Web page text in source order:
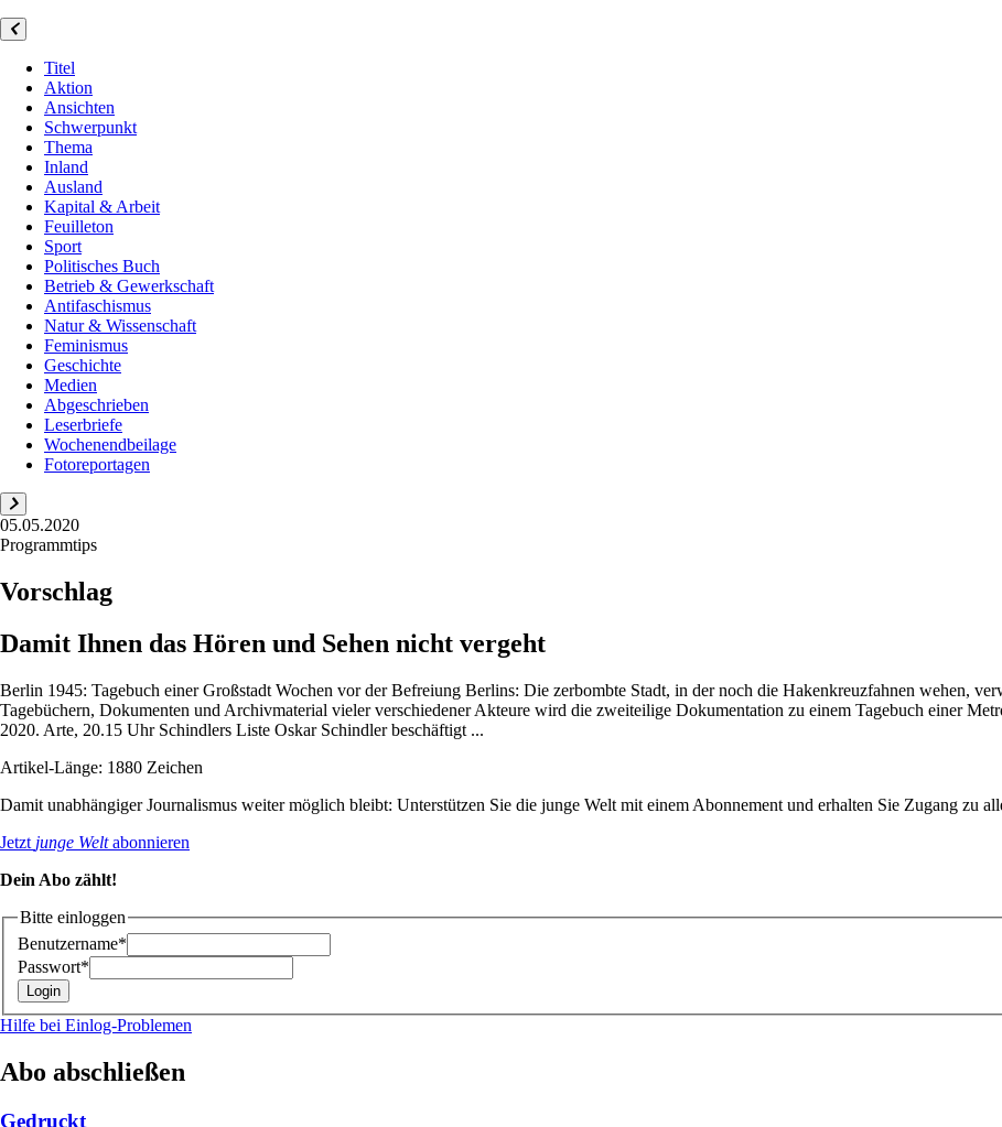
Titel
Aktion
Ansichten
Schwerpunkt
Thema
Inland
Ausland
Kapital & Arbeit
Feuilleton
Sport
Politisches Buch
Betrieb & Gewerkschaft
Antifaschismus
Natur & Wissenschaft
Feminismus
Geschichte
Medien
Abgeschrieben
Leserbriefe
Wochenendbeilage
Fotoreportagen
05.05.2020
Programmtips
Vorschlag
Damit Ihnen das Hören und Sehen nicht vergeht
Berlin 1945: Tagebuch einer Großstadt Wochen vor der Befreiung Berlins: Die zerbombte Stadt, in der noch die Hakenkreuzfahnen wehen,
Tagebüchern, Dokumenten und Archivmaterial vieler verschiedener Akteure wird die zweiteilige Dokumentation zu einem Tagebuch einer
2020. Arte, 20.15 Uhr Schindlers Liste Oskar Schindler beschäftigt ...
Artikel-Länge: 1880 Zeichen
Damit unabhängiger Journalismus weiter möglich bleibt: Unterstützen Sie die junge Welt mit einem Abonnement und erhalten Sie Zugang zu
Jetzt junge Weltabonnieren
Dein Abo zählt!
Bitte einloggen
Benutzername*
Passwort*
Hilfe bei Einlog-Problemen
Abo abschließen
Gedruckt